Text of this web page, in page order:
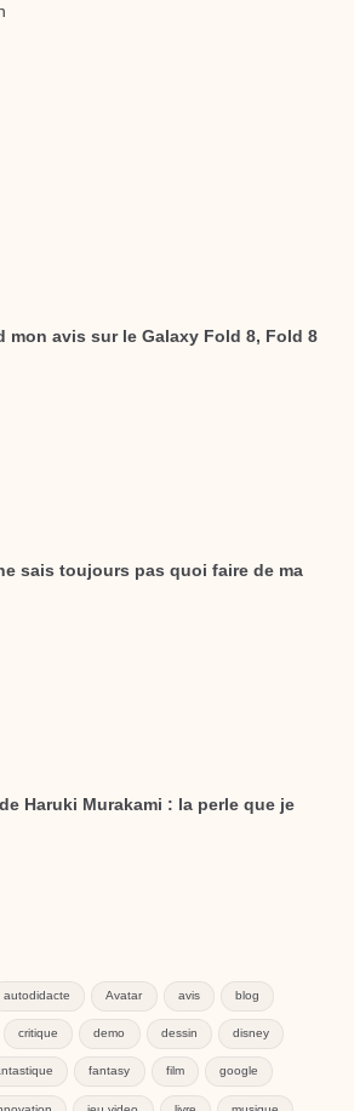
mon avis sur le Galaxy Fold 8, Fold 8
sais toujours pas quoi faire de ma
Haruki Murakami : la perle que je
autodidacte Avatar avis blog
critique demo dessin disney
fantasy film google